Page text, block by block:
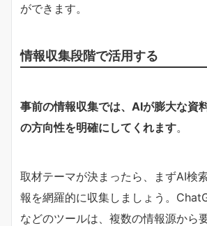
ができます。
情報収集段階で活用する
事前の情報収集では、AIが膨大な資
の方向性を明確にしてくれます。
取材テーマが決まったら、まずAI検
報を網羅的に収集しましょう。
などのツールは、複数の情報源から